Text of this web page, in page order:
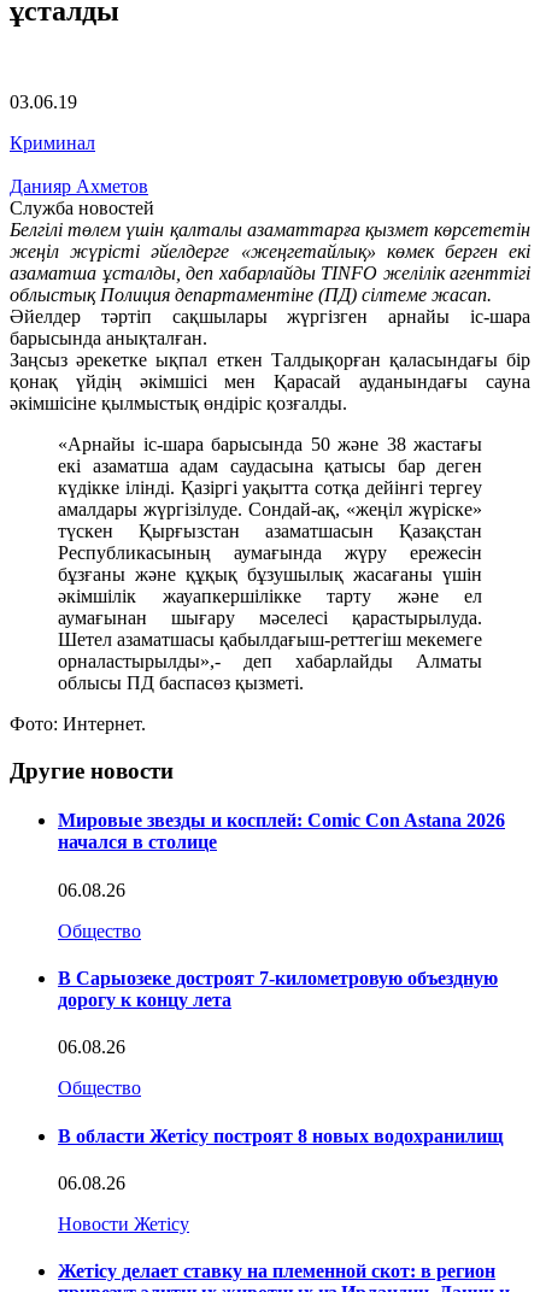
ұсталды
03.06.19
Криминал
Данияр Ахметов
Служба новостей
Белгілі төлем үшін қалталы азаматтарға қызмет көрсететін
жеңіл жүрісті әйелдерге «жеңгетайлық» көмек берген екі
азаматша ұсталды, деп хабарлайды TINFO желілік агенттігі
облыстық Полиция департаментіне (ПД) сілтеме жасап.
Әйелдер тәртіп сақшылары жүргізген арнайы іс-шара
барысында анықталған.
Заңсыз әрекетке ықпал еткен Талдықорған қаласындағы бір
қонақ үйдің әкімшісі мен Қарасай ауданындағы сауна
әкімшісіне қылмыстық өндіріс қозғалды.
«Арнайы іс-шара барысында 50 және 38 жастағы
екі азаматша адам саудасына қатысы бар деген
күдікке ілінді. Қазіргі уақытта сотқа дейінгі тергеу
амалдары жүргізілуде. Сондай-ақ, «жеңіл жүріске»
түскен Қырғызстан азаматшасын Қазақстан
Республикасының аумағында жүру ережесін
бұзғаны және құқық бұзушылық жасағаны үшін
әкімшілік жауапкершілікке тарту және ел
аумағынан шығару мәселесі қарастырылуда.
Шетел азаматшасы қабылдағыш-реттегіш мекемеге
орналастырылды»,- деп хабарлайды Алматы
облысы ПД баспасөз қызметі.
Фото: Интернет.
Другие новости
Мировые звезды и косплей: Comic Con Astana 2026
начался в столице
06.08.26
Общество
В Сарыозеке достроят 7-километровую объездную
дорогу к концу лета
06.08.26
Общество
В области Жетісу построят 8 новых водохранилищ
06.08.26
Новости Жетісу
Жетісу делает ставку на племенной скот: в регион